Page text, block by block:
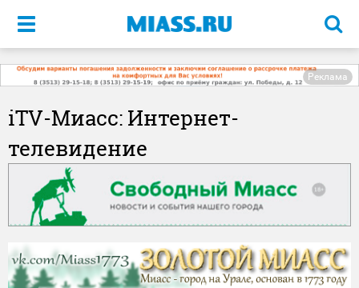
Меню
Реклама
iTV-Миасс: Интернет-
телевидение